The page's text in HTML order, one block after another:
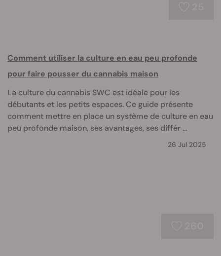
Comment utiliser la culture en eau peu profonde
pour faire pousser du cannabis maison
La culture du cannabis SWC est idéale pour les
débutants et les petits espaces. Ce guide présente
comment mettre en place un système de culture en eau
peu profonde maison, ses avantages, ses différ ...
26 Jul 2025